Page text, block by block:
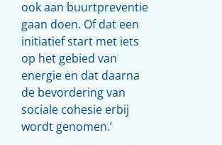
ook aan buurtpreventie
gaan doen. Of dat een
initiatief start met iets
op het gebied van
energie en dat daarna
de bevordering van
sociale cohesie erbij
wordt genomen.’